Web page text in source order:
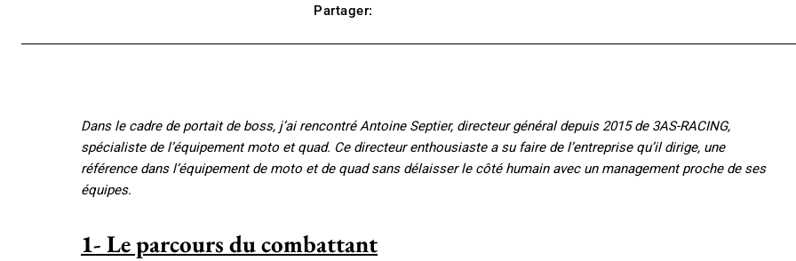
Partager:
Dans le cadre de portait de boss, j’ai rencontré Antoine Septier, directeur général depuis 2015 de 3AS-RACING,
spécialiste de l’équipement moto et quad. Ce directeur enthousiaste a su faire de l’entreprise qu’il dirige, une
référence dans l’équipement de moto et de quad sans délaisser le côté humain avec un management proche de ses
équipes.
1- Le parcours du combattant